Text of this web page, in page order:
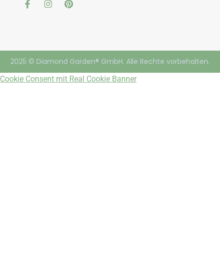
2025 © Diamond Garden® GmbH. Alle Rechte vorbehalten.
Cookie Consent mit Real Cookie Banner